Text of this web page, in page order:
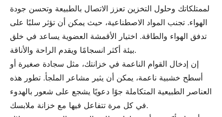
لممتلكاتك وحلول التخزين تعزز الاتصال بالطبيعة وتحسن جودة
الهواء. تجنب المواد الاصطناعية، حيث يمكن أن تؤثر سلبًا على
تدفق الهواء والطاقة. اختيار الأقمشة العضوية يساعد في خلق
بيئة أكثر انسجامًا ويقدم الراحة والأناقة.
إن إدخال القوام الناعمة في خزانتك، مثل سجادة صغيرة أو
أسطح خشبية ناعمة، يمكن أن يثير مشاعر الملجأ. تطور هذه
العناصر الطبيعية المتكاملة جوًا دعويًا يشجع على شعور بالهدوء
في كل مرة تتفاعل فيها مع خزانة ملابسك.